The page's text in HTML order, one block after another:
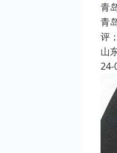
青
青
评
山
24-